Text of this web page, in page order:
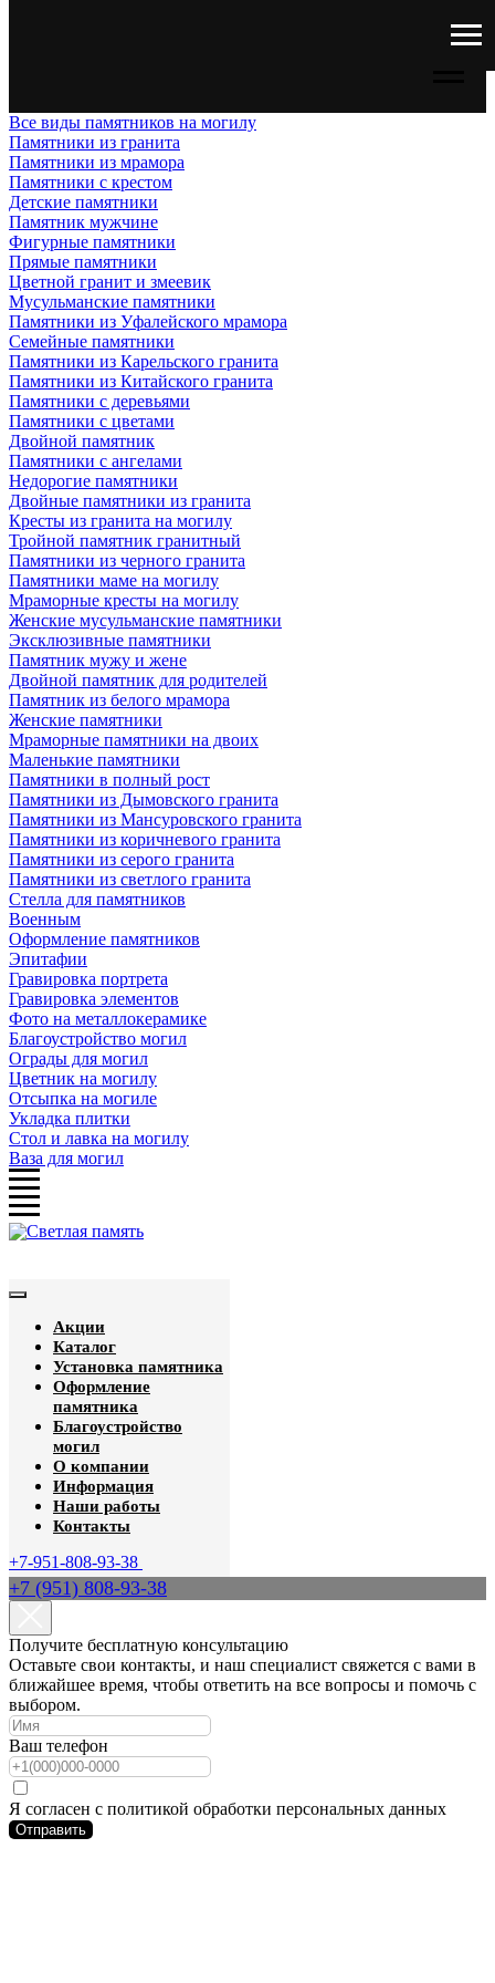
Все виды памятников на могилу
Памятники из гранита
Памятники из мрамора
Памятники с крестом
Детские памятники
Памятник мужчине
Фигурные памятники
Прямые памятники
Цветной гранит и змеевик
Мусульманские памятники
Памятники из Уфалейского мрамора
Семейные памятники
Памятники из Карельского гранита
Памятники из Китайского гранита
Памятники с деревьями
Памятники с цветами
Двойной памятник
Памятники с ангелами
Недорогие памятники
Двойные памятники из гранита
Кресты из гранита на могилу
Тройной памятник гранитный
Памятники из черного гранита
Памятники маме на могилу
Мраморные кресты на могилу
Женские мусульманские памятники
Эксклюзивные памятники
Памятник мужу и жене
Двойной памятник для родителей
Памятник из белого мрамора
Женские памятники
Мраморные памятники на двоих
Маленькие памятники
Памятники в полный рост
Памятники из Дымовского гранита
Памятники из Мансуровского гранита
Памятники из коричневого гранита
Памятники из серого гранита
Памятники из светлого гранита
Стелла для памятников
Военным
Оформление памятников
Эпитафии
Гравировка портрета
Гравировка элементов
Фото на металлокерамике
Благоустройство могил
Ограды для могил
Цветник на могилу
Отсыпка на могиле
Укладка плитки
Стол и лавка на могилу
Ваза для могил
Акции
Каталог
Установка памятника
Оформление
памятника
Благоустройство
могил
О компании
Информация
Наши работы
Контакты
+7-951-808-93-38
+7 (951) 808-93-38
Получите бесплатную консультацию
Оставьте свои контакты, и наш специалист свяжется с вами в
ближайшее время, чтобы ответить на все вопросы и помочь с
выбором.
Ваш телефон
Я согласен с политикой обработки персональных данных
Отправить